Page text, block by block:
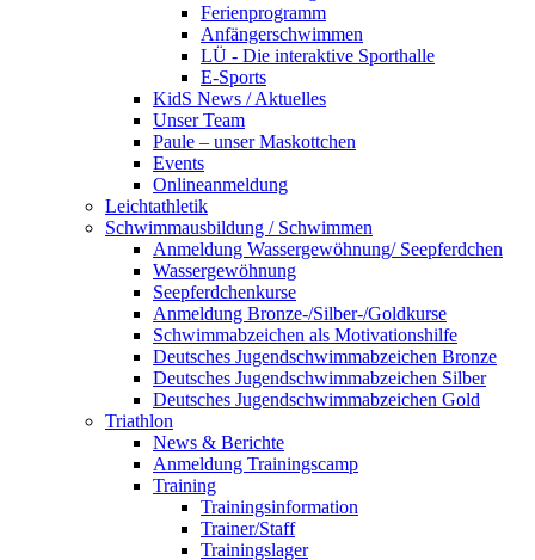
Ferienprogramm
Anfängerschwimmen
LÜ - Die interaktive Sporthalle
E-Sports
KidS News / Aktuelles
Unser Team
Paule – unser Maskottchen
Events
Onlineanmeldung
Leichtathletik
Schwimmausbildung / Schwimmen
Anmeldung Wassergewöhnung/ Seepferdchen
Wassergewöhnung
Seepferdchenkurse
Anmeldung Bronze-/Silber-/Goldkurse
Schwimmabzeichen als Motivationshilfe
Deutsches Jugendschwimmabzeichen Bronze
Deutsches Jugendschwimmabzeichen Silber
Deutsches Jugendschwimmabzeichen Gold
Triathlon
News & Berichte
Anmeldung Trainingscamp
Training
Trainingsinformation
Trainer/Staff
Trainingslager